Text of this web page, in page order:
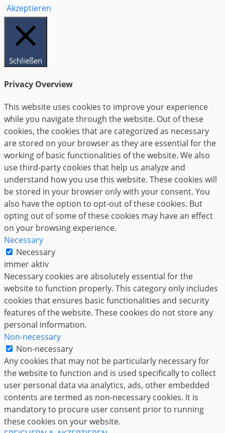
Akzeptieren
Schließen
Privacy Overview
This website uses cookies to improve your experience
while you navigate through the website. Out of these
cookies, the cookies that are categorized as necessary
are stored on your browser as they are essential for the
working of basic functionalities of the website. We also
use third-party cookies that help us analyze and
understand how you use this website. These cookies will
be stored in your browser only with your consent. You
also have the option to opt-out of these cookies. But
opting out of some of these cookies may have an effect
on your browsing experience.
Necessary
Necessary
immer aktiv
Necessary cookies are absolutely essential for the
website to function properly. This category only includes
cookies that ensures basic functionalities and security
features of the website. These cookies do not store any
personal information.
Non-necessary
Non-necessary
Any cookies that may not be particularly necessary for
the website to function and is used specifically to collect
user personal data via analytics, ads, other embedded
contents are termed as non-necessary cookies. It is
mandatory to procure user consent prior to running
these cookies on your website.